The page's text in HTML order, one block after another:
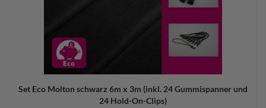
Set Eco Molton schwarz 6m x 3m (inkl. 24 Gummispanner und
24 Hold-On-Clips)